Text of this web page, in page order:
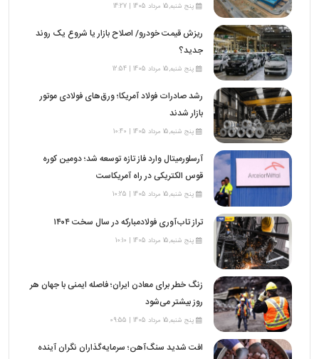
پنج شنبه,15 مرداد 1405 | 14:27
ریزش قیمت خودرو/ اصلاح بازار یا شروع یک روند
جدید؟
پنج شنبه,15 مرداد 1405 | 12:54
رشد صادرات فولاد آمریکا؛ ورق‌های فولادی موتور
بازار شدند
پنج شنبه,15 مرداد 1405 | 10:40
آرسلورمیتال وارد فاز تازه توسعه شد؛ دومین کوره
قوس الکتریکی در راه آمریکاست
پنج شنبه,15 مرداد 1405 | 10:25
تراز تاب‌آوری فولادمبارکه در سال سخت ۱۴۰۴
پنج شنبه,15 مرداد 1405 | 10:10
زنگ خطر برای معادن ایران؛ فاصله ایمنی با جهان هر
روز بیشتر می‌شود
پنج شنبه,15 مرداد 1405 | 09:55
افت شدید سنگ‌آهن؛ سرمایه‌گذاران نگران آینده